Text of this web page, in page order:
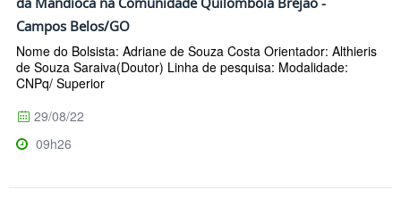
Campos Belos/GO
Nome do Bolsista: Adriane de Souza Costa Orientador: Althieris
de Souza Saraiva(Doutor) Linha de pesquisa: Modalidade:
CNPq/ Superior
29/08/22
09h26